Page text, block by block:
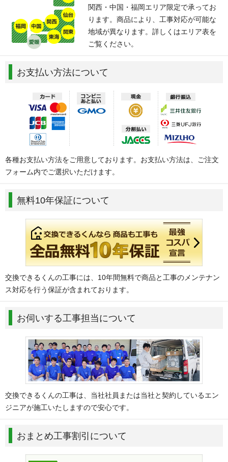
関西・中国・福岡エリア限定で承ってお
ります。商品により、工事対応が可能な
地域が異なります。詳しくはエリア表を
ご覧ください。
お支払い方法について
各種お支払い方法をご用意しております。お支払い方法は、ご注文
フォーム内でご選択いただけます。
無料10年保証について
交換できるくんの工事には、10年間無料で商品と工事のメンテナン
ス対応を行う保証が含まれております。
お伺いする工事担当について
交換できるくんの工事は、当社社員または当社と契約しているエン
ジニアが施工いたしますので安心です。
おまとめ工事割引について